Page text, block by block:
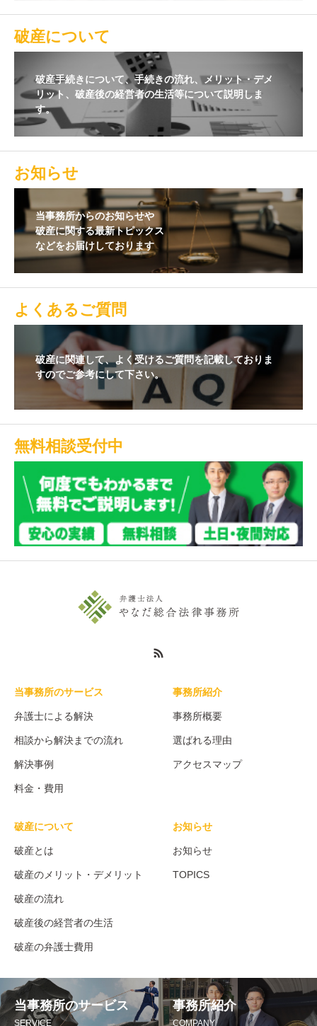
破産について
破産手続きについて、手続きの流れ、メリット・デメ
リット、破産後の経営者の生活等について説明しま
す。
お知らせ
当事務所からのお知らせや
破産に関する最新トピックス
などをお届けしております
よくあるご質問
破産に関連して、よく受けるご質問を記載しておりま
すのでご参考にして下さい。
無料相談受付中
当事務所のサービス
弁護士による解決
相談から解決までの流れ
解決事例
料金・費用
事務所紹介
事務所概要
選ばれる理由
アクセスマップ
破産について
破産とは
破産のメリット・デメリット
破産の流れ
破産後の経営者の生活
破産の弁護士費用
お知らせ
お知らせ
TOPICS
当事務所のサービス
SERVICE
事務所紹介
COMPANY